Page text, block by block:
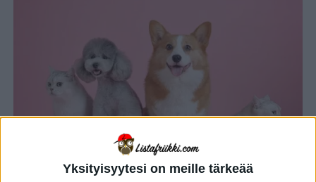
Yksityisyytesi on meille tärkeää